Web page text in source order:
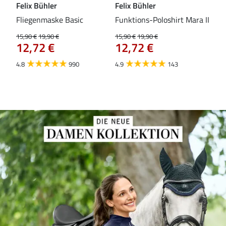
Felix Bühler
Fliegenmaske Basic
15,90 €19,90 €
12,72 €
4.8 990
Felix Bühler
Funktions-Poloshirt Mara II
15,90 €19,90 €
12,72 €
4.9 143